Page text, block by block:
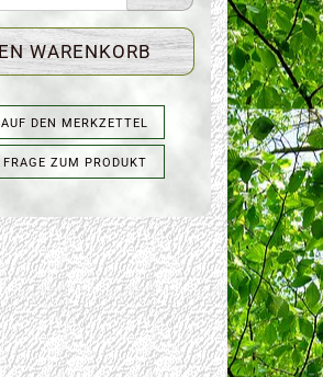
AUF DEN MERKZETTEL
FRAGE ZUM PRODUKT